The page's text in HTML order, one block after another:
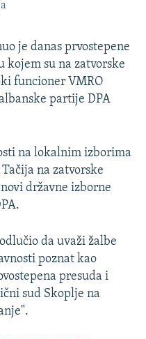
je danas prvostepene
kojem su na zatvorske
funcioner VMRO
partije DPA
na lokalnim izborima
na zatvorske
državne izborne
da uvaži žalbe
poznat kao
presuda i
sud Skoplje na